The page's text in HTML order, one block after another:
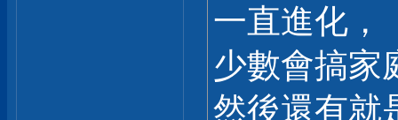
一直進化，
少數會搞家
然後還有就